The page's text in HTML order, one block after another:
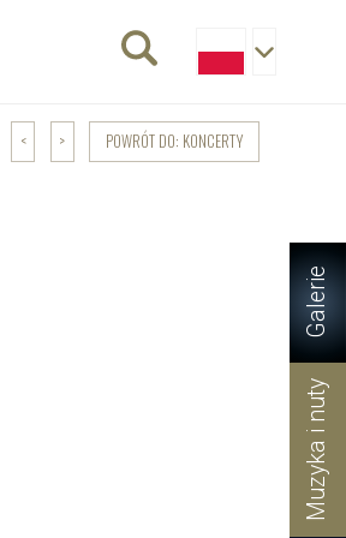
Galerie
Muzyka i nuty
< > POWRÓT DO: KONCERTY